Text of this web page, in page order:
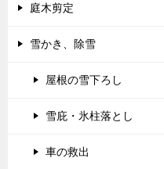
庭木剪定
雪かき、除雪
屋根の雪下ろし
雪庇・氷柱落とし
車の救出